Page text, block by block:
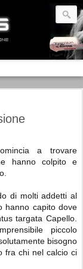
a trovare
hanno colpito e
di molti addetti al
hanno capito dove
targata Capello.
piccolo
bisogno
fra chi nel calcio ci